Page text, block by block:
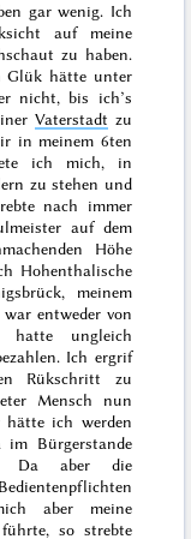
gar wenig. Ich
auf meine
zu haben.
Glük hätte unter
nicht, bis ich’s
Vaterstadt zu
in meinem 6ten
ich mich, in
zu stehen und
nach immer
auf dem
Höhe
Hohenthalische
meinem
entweder von
hatte ungleich
Ich ergrif
Rükschritt zu
Mensch nun
hätte ich werden
Bürgerstande
Da aber die
aber meine
führte, so strebte